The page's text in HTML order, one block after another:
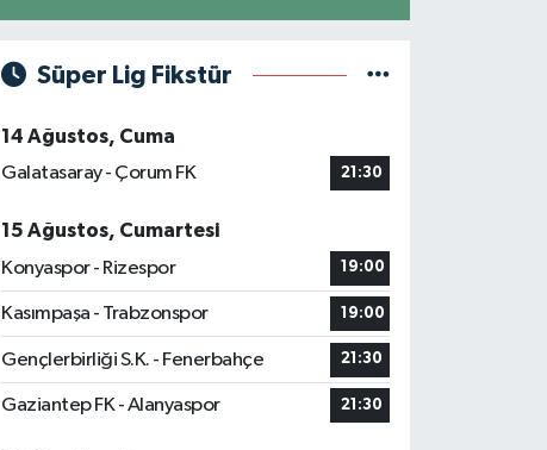
Süper Lig Fikstür
14 Ağustos, Cuma
Galatasaray - Çorum FK
21:30
15 Ağustos, Cumartesi
Konyaspor - Rizespor
19:00
Kasımpaşa - Trabzonspor 19:00
Gençlerbirliği S.K. - Fenerbahçe 21:30
Gaziantep FK - Alanyaspor 21:30